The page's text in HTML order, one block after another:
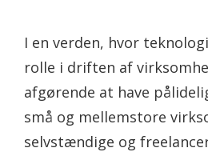
I en verden, hvor
rolle i driften af
afgørende at have
små og mellemstore
selvstændige og